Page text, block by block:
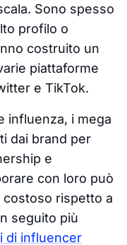
Sono spesso
profilo o
costruito un
piattaforme
e TikTok.
influenza, i mega
dai brand per
e
con loro può
rispetto a
seguito più
di influencer